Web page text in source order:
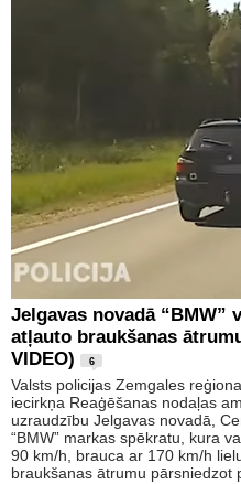
Jelgavas novadā “BMW”
atļauto braukšanas
VIDEO)
6
Valsts policijas Zemgales
iecirkņa Reaģēšanas nodaļas
uzraudzību Jelgavas novadā,
“BMW” markas spēkratu, kura
90 km/h, brauca ar 170 km/h
braukšanas ātrumu pārsniedzot